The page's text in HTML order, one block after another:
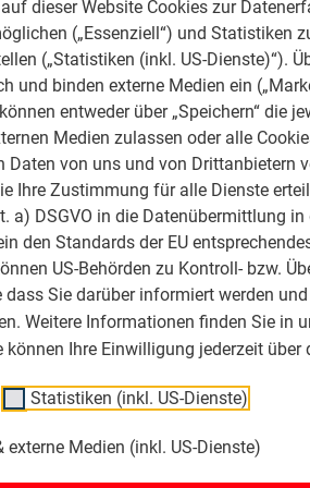
dieser Website Cookies zur
(„Essenziell“) und Statistiken
(„Statistiken (inkl. US-Dienste)“).
und binden externe Medien ein
entweder über „Speichern“ die
Medien zulassen oder alle
Daten von uns und von Drittanbietern
Ihre Zustimmung für alle Dienste
a) DSGVO in die Datenübermittlung
den Standards der EU
US-Behörden zu Kontroll- bzw.
dass Sie darüber informiert werden
Weitere Informationen finden Sie in
können Ihre Einwilligung jederzeit über
Statistiken (inkl. US-Dienste)
externe Medien (inkl. US-Dienste)
Sailerklemmen können auch im
nicht beeinträchtigt.
Sailerklemmen müssen im rechten
ein Ausschieben oder Drehen der
mit den mitgelieferten
Verbindungsmuffe gewährleistet. Der
sind doppelte
mit einem Durchzug
Eisfänger werden auf die
je Rohr gegengleich montiert und
Sailerklemmen doppelt sind so zu
ist (siehe Abbildung unten).
Sailerklemmen mit Langloch